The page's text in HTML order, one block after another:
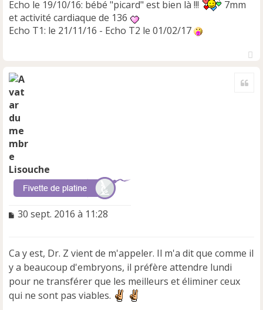
Echo le 19/10/16: bébé "picard" est bien là !!!
7mm
et activité cardiaque de 136
Echo T1: le 21/11/16 - Echo T2 le 01/02/17
Lisouche
M
a
g
e
n
o
30 sept. 2016 à 11:28
Ca y est, Dr. Z vient de m'appeler. Il m'a dit que comme il
y a beaucoup d'embryons, il préfère attendre lundi
pour ne transférer que les meilleurs et éliminer ceux
qui ne sont pas viables.